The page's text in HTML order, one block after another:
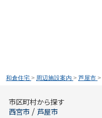
和倉住宅 > 周辺施設案内 > 芦屋市 >
市区町村から探す
西宮市 / 芦屋市